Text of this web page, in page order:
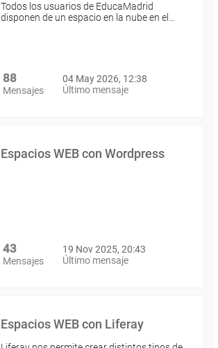
Todos los usuarios de EducaMadrid
disponen de un espacio en la nube en el…
88
Mensajes
04 May 2026, 12:38
Último mensaje
Espacios WEB con Wordpress
43
Mensajes
19 Nov 2025, 20:43
Último mensaje
Espacios WEB con Liferay